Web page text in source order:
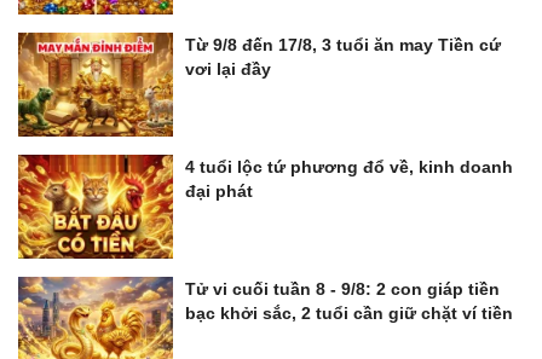
Từ 9/8 đến 17/8, 3 tuổi ăn may Tiền cứ
vơi lại đầy
4 tuổi lộc tứ phương đổ về, kinh doanh
đại phát
Tử vi cuối tuần 8 - 9/8: 2 con giáp tiền
bạc khởi sắc, 2 tuổi cần giữ chặt ví tiền